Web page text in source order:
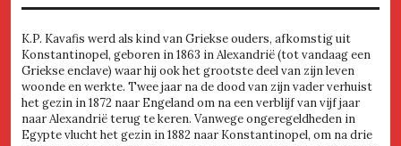
K.P. Kavafis werd als kind van Griekse ouders, afkomstig uit
Konstantinopel, geboren in 1863 in Alexandrië (tot vandaag een
Griekse enclave) waar hij ook het grootste deel van zijn leven
woonde en werkte. Twee jaar na de dood van zijn vader verhuist
het gezin in 1872 naar Engeland om na een verblijf van vijf jaar
naar Alexandrië terug te keren. Vanwege ongeregeldheden in
Egypte vlucht het gezin in 1882 naar Konstantinopel, om na drie